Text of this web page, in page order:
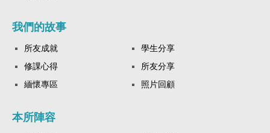
我們的故事
所友成就
學生分享
修課心得
所友分享
緬懷專區
照片回顧
本所陣容